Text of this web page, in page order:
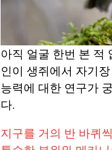
아직 얼굴 한번 본 적
인이 생쥐에서 자기
능력에 대한 연구가
다.
지구를 거의 반 바퀴